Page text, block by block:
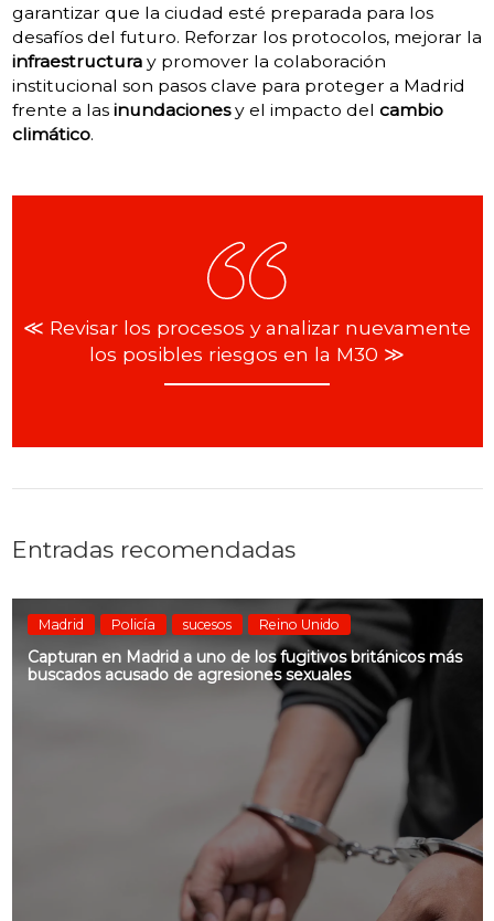
garantizar que la ciudad esté preparada para los
desafíos del futuro. Reforzar los protocolos, mejorar la
infraestructuray promover la colaboración
institucional son pasos clave para proteger a Madrid
frente a las inundacionesy el impacto del cambio
climático.
≪ Revisar los procesos y analizar nuevamente
los posibles riesgos en la M30 ≫
Entradas recomendadas
Madrid Policía sucesos Reino Unido
Capturan en Madrid a uno de los fugitivos británicos más
buscados acusado de agresiones sexuales